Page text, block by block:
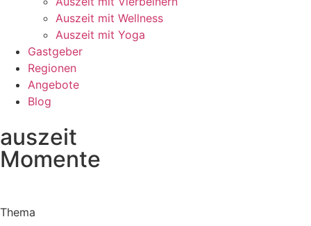
Auszeit mit Wellness
Auszeit mit Yoga
Gastgeber
Regionen
Angebote
Blog
auszeit
Momente
Thema